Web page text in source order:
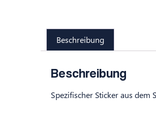
Beschreibung
Beschreibung
Spezifischer Sticker aus dem